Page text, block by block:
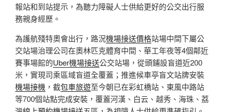
報站和到站提示，為聽力障礙人士供給更好的公交出行服
務親身經歷。
為護航殘特奧會出行，路況機場接送價格站場中間下屬公
交站場治理公司在奧林匹克體育中間、華工年夜等4個鄰近
賽事場館的Uber機場接送公交站場，從頭鋪設盲道近200
米，實現司乘區域盲道全覆蓋；推進候車亭盲文站牌安裝
機場接機 ，截包車旅遊至今朝已在彩虹橋站、東風中路站
等700個站點完成安裝，覆蓋河漢、白云、越秀、海珠、荔